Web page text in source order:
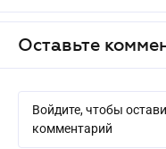
Оставьте
Войдите, чтобы
комментарий